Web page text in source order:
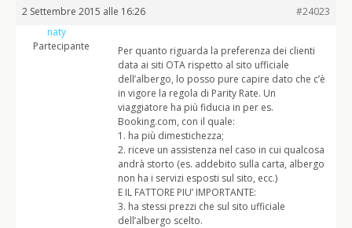
2 Settembre 2015 alle 16:26
#24023
naty
Partecipante
Per quanto riguarda la preferenza dei clienti
data ai siti OTA rispetto al sito ufficiale
dell’albergo, lo posso pure capire dato che c’è
in vigore la regola di Parity Rate. Un
viaggiatore ha più fiducia in per es.
Booking.com, con il quale:
1. ha più dimestichezza;
2. riceve un assistenza nel caso in cui qualcosa
andrà storto (es. addebito sulla carta, albergo
non ha i servizi esposti sul sito, ecc.)
E IL FATTORE PIU’ IMPORTANTE:
3. ha stessi prezzi che sul sito ufficiale
dell’albergo scelto.